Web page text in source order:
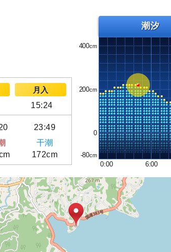
月入
15:24
23:49
干潮
172cm
潮汐
400
200
0
-80
0:00
6:00